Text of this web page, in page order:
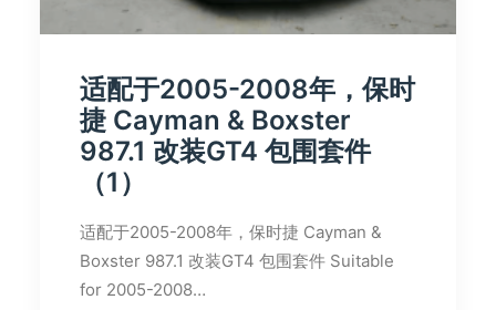
适配于2005-2008年，保时
捷 Cayman & Boxster
987.1 改装GT4 包围套件
（1）
适配于2005-2008年，保时捷 Cayman &
Boxster 987.1 改装GT4 包围套件 Suitable
for 2005-2008…